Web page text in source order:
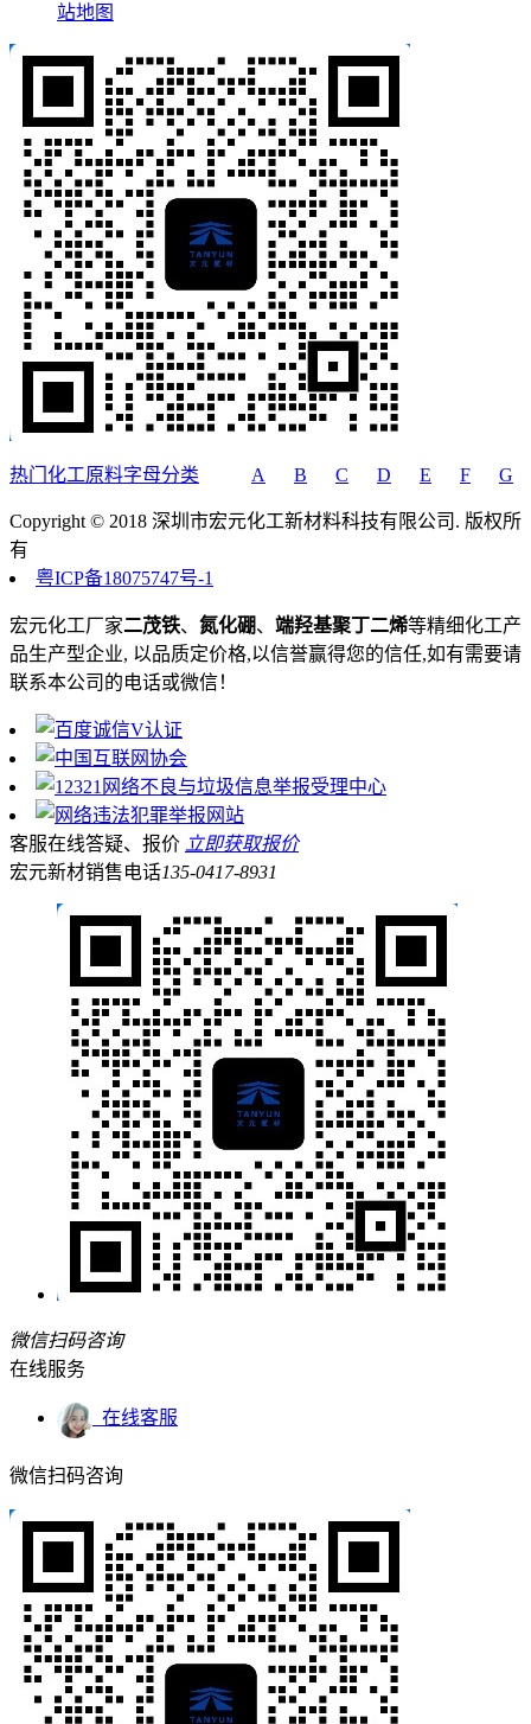
站地图
热门化工原料字母分类 A B C D E F G
Copyright © 2018 深圳市宏元化工新材料科技有限公司. 版权所
有
粤ICP备18075747号-1
宏元化工厂家二茂铁、 氮化硼、 端羟基聚丁二烯等精细化工产
品生产型企业, 以品质定价格,以信誉赢得您的信任,如有需要请
联系本公司的电话或微信！
客服在线答疑、报价 立即获取报价
宏元新材销售电话135-0417-8931
微信扫码咨询
在线服务
在线客服
微信扫码咨询